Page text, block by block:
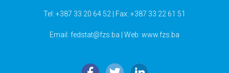
Tel: +387 33 20 64 52 | Fax: +387 33 22 61 51
Email: fedstat@fzs.ba | Web: www.fzs.ba